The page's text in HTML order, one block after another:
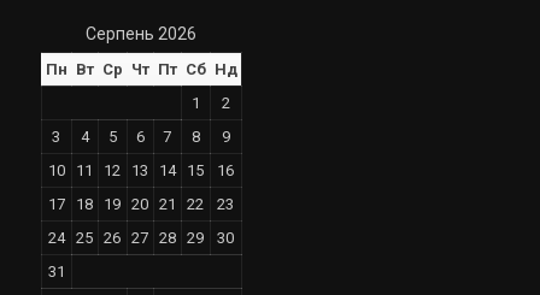
Серпень 2026
Пн Вт Ср Чт Пт Сб Нд
1
2
3
4 5 6 7 8
9
10
11 12 13 14 15
16
17
18 19 20 21 22
23
24
25 26 27 28 29
30
31